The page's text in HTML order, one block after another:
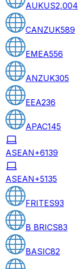
AUKUS2,004
CANZUK589
EMEA556
ANZUK305
EEA236
APAC145
ASEAN+6139
ASEAN+5135
FRITES93
B BRICS83
BASIC82